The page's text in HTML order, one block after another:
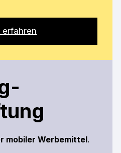
erfahren
mobiler Werbemittel.